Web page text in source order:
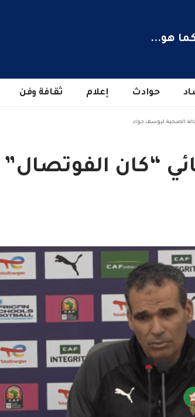
هو...
حوادث إعلام ثقافة وفن
الصحية ليوسف جواد
“كان